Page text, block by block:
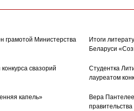
грамотой Министерства
Итоги
Беларуси
свазорий
Студентка
лауреатом
капель»
Вера